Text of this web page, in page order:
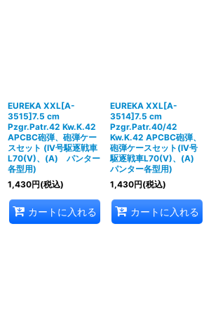
EUREKA XXL[A-
3515]7.5 cm
Pzgr.Patr.42 Kw.K.42
APCBC砲弾、砲弾ケー
スセット (IV号駆逐戦車
L70(V)、(A) パンター
各型用)
1,430円(税込)
カートに入れる
EUREKA XXL[A-
3514]7.5 cm
Pzgr.Patr.40/42
Kw.K.42 APCBC砲弾、
砲弾ケースセット(IV号
駆逐戦車L70(V)、(A)
パンター各型用)
1,430円(税込)
カートに入れる